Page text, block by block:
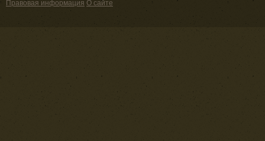
Правовая информация О сайте